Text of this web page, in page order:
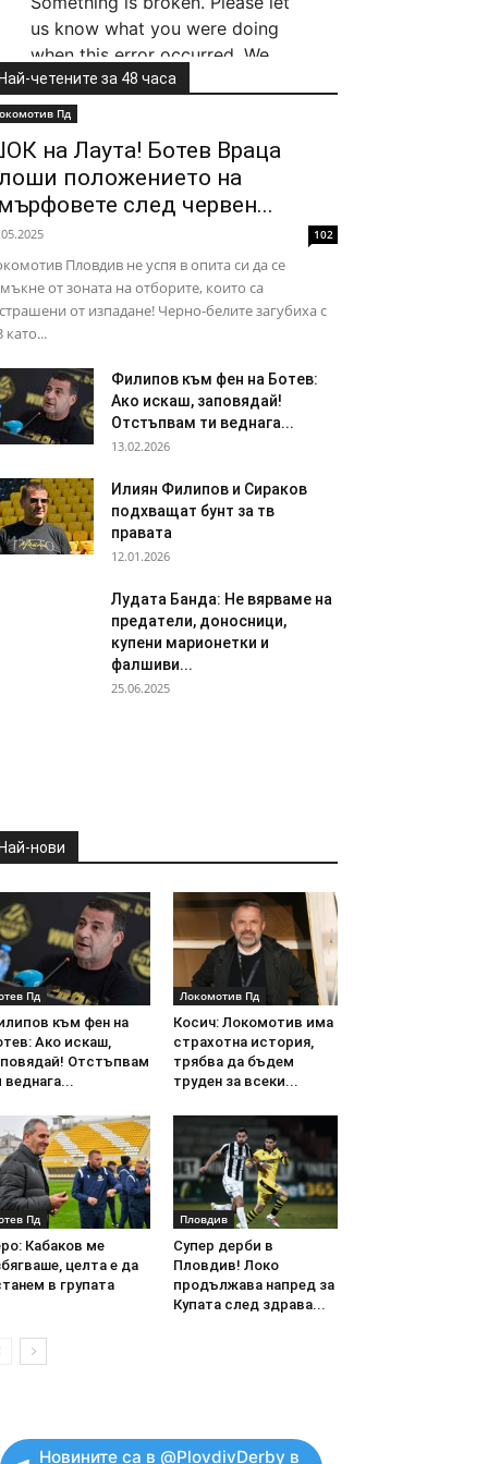
четените за 48 часа
Пд
на Лаута! Ботев Враца
положението на
след червен...
102
Пловдив не успя в опита си да се
от зоната на отборите, които са
от изпадане! Черно-белите загубиха с
като...
Филипов към фен на Ботев:
Ако искаш, заповядай!
Отстъпвам ти веднага...
13.02.2026
Илиян Филипов и Сираков
подхващат бунт за тв
правата
12.01.2026
Лудата Банда: Не вярваме на
предатели, доносници,
купени марионетки и
фалшиви...
25.06.2025
нови
Пд
към фен на
Ако искаш,
Отстъпвам
веднага...
Локомотив Пд
Косич: Локомотив има
страхотна история,
трябва да бъдем
труден за всеки...
Пд
Кабаков ме
целта е да
в групата
Пловдив
Супер дерби в
Пловдив! Локо
продължава напред за
Купата след здрава...
Новините са в @PlovdivDerby в